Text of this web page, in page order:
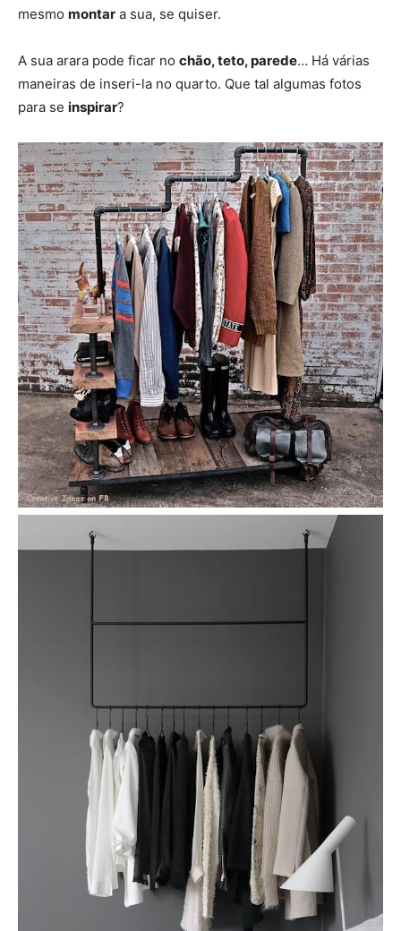
mesmo montar a sua, se quiser.
A sua arara pode ficar no chão, teto, parede… Há várias
maneiras de inseri-la no quarto. Que tal algumas fotos
para se inspirar?